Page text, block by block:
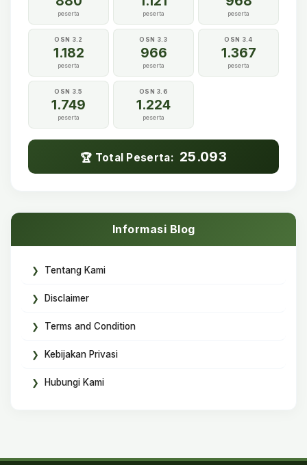
peserta peserta peserta
OSN 3.2
1.182
peserta
OSN 3.3
966
peserta
OSN 3.4
1.367
peserta
OSN 3.5
1.749
peserta
OSN 3.6
1.224
peserta
🏆 Total Peserta: 25.093
Informasi Blog
Tentang Kami
Disclaimer
Terms and Condition
Kebijakan Privasi
Hubungi Kami